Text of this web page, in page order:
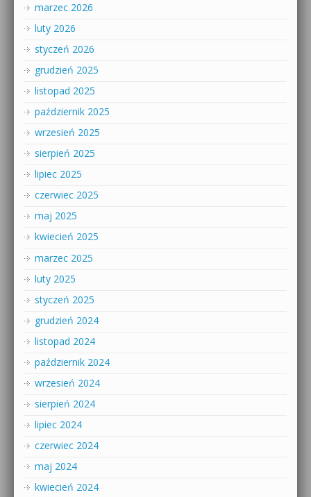
marzec 2026
luty 2026
styczeń 2026
grudzień 2025
listopad 2025
październik 2025
wrzesień 2025
sierpień 2025
lipiec 2025
czerwiec 2025
maj 2025
kwiecień 2025
marzec 2025
luty 2025
styczeń 2025
grudzień 2024
listopad 2024
październik 2024
wrzesień 2024
sierpień 2024
lipiec 2024
czerwiec 2024
maj 2024
kwiecień 2024